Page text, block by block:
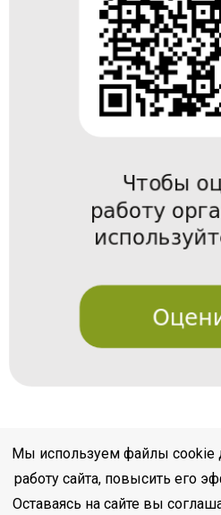
Мы используем файлы cookie
работу сайта, повысить его
Оставаясь на сайте вы